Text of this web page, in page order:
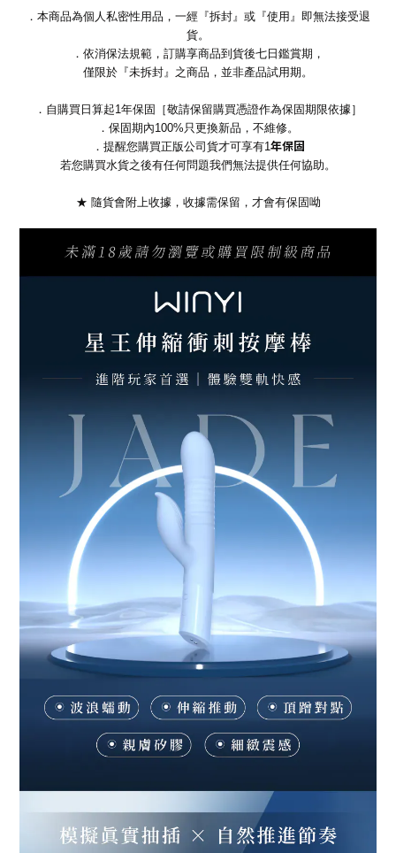
．本商品為個人私密性用品，一經『拆封』或『使用』即無法接受退
貨。
．依消保法規範，訂購享商品到貨後七日鑑賞期，
僅限於『未拆封』之商品，並非產品試用期。
．自購買日算起1年保固［敬請保留購買憑證作為保固期限依據］
．保固期內100%只更換新品，不維修。
．提醒您購買正版公司貨才可享有1年保固
若您購買水貨之後有任何問題我們無法提供任何協助。
★ 隨貨會附上收據，收據需保留，才會有保固呦